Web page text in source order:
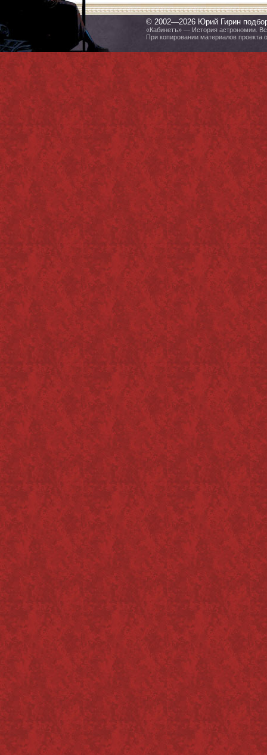
© 2002—2026 Юрий Гирин
«Кабинетъ» — История астрономии.
При копировании материалов проекта